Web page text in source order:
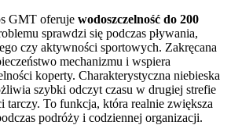
GMT oferuje wodoszczelność do 200
sprawdzi się podczas pływania,
czy aktywności sportowych. Zakręcana
mechanizmu i wspiera
koperty. Charakterystyczna niebieska
szybki odczyt czasu w drugiej strefie
tarczy. To funkcja, która realnie zwiększa
podróży i codziennej organizacji.